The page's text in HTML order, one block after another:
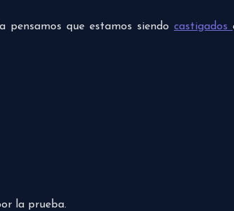
que estamos siendo castigados
la prueba.